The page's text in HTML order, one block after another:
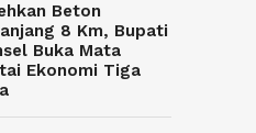
Beton
8 Km, Bupati
Buka Mata
Ekonomi Tiga